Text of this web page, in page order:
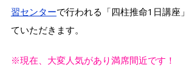
習センターで行われる「四柱推命1日講座
ていただきます。
※現在、大変人気があり満席間近です！